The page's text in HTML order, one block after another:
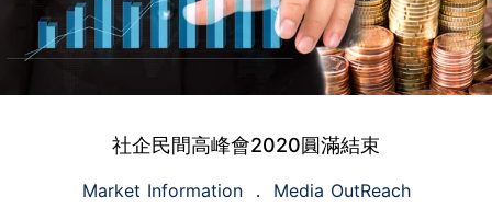
社企民間高峰會2020圓滿結束
Market Information Media OutReach